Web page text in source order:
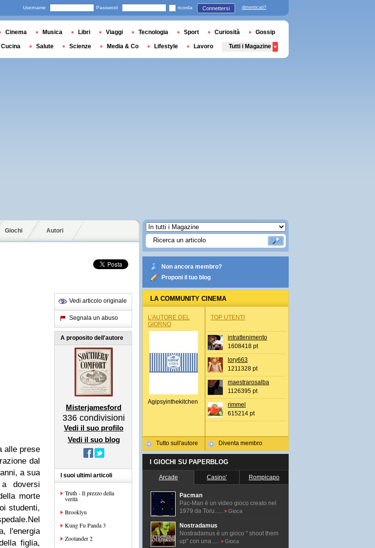
Giochi Autori
alle prese
dal
a sua
doversi
morte
studenti,
l'energia
figlia,
Vedi articolo originale
Segnala un abuso
A proposito dell'autore
Misterjamesford
336 condivisioni
Vedi il suo profilo
Vedi il suo blog
I suoi ultimi articoli
Truth - Il prezzo della
verità
Brooklyn
Kung Fu Panda 3
Zoolander 2
Non ancora membro?
Proponi il tuo blog
LA COMMUNITY CINEMA
L'AUTORE DEL
GIORNO
Agipsyinthekitchen
Tutto sull'autore
TOP UTENTI
intrattenimento
1608418 pt
lory663
1211328 pt
maestrarosalba
1126395 pt
rimmel
615214 pt
Diventa membro
I GIOCHI SU PAPERBLOG
Arcade Casino' Rompicapo
Pacman
Pac-Man é un video gioco creato nel
1979 da Toru......
Gioca
Nostradamus
Nostradamus è un gioco " shoot them
up" con una......
Gioca
Username Password ricorda Connettersi dimenticati?
Cinema Musica Libri Viaggi Tecnologia Sport Curiosità Gossip
Cucina Salute Scienze Media & Co Lifestyle Lavoro Tutti i Magazine